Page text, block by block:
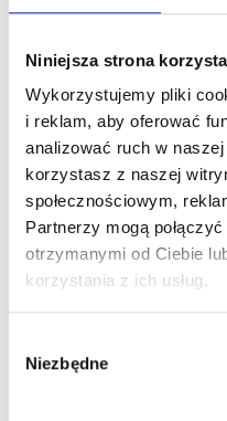
Niniejsza strona
Wykorzystujemy pliki
i reklam, aby oferować
analizować ruch w
korzystasz z naszej
społecznościowym,
Partnerzy mogą
otrzymanymi od Ciebie
korzystania z ich usług.
zgody
Niezbędne
jest Fellowes Polska
Bandurskiego 94.
z Polityką Prywatności